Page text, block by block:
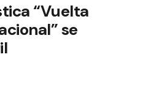
“Vuelta
se